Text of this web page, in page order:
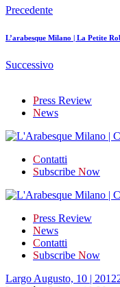
Precedente
L’arabesque Milano | La Petite
Successivo
Press Review
News
Contatti
Subscribe Now
Press Review
News
Contatti
Subscribe Now
Largo Augusto, 10 |